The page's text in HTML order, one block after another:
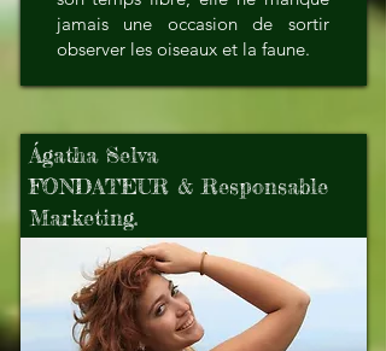
jamais une occasion de sortir
observer les oiseaux et la faune.
Ágatha Selva
FONDATEUR & Responsable
Marketing.